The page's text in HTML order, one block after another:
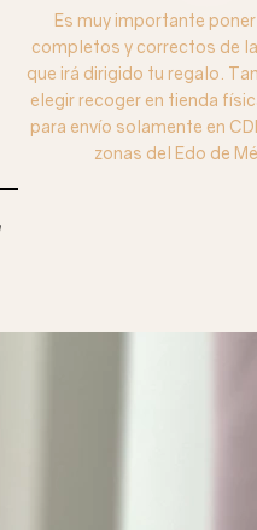
Es muy importante
completos y correctos de
que irá dirigido tu regalo.
elegir recoger en tienda
para envío solamente en
zonas del Edo de